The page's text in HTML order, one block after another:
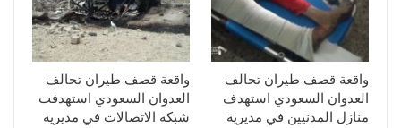
واقعة قصف طيران تحالف
العدوان السعودي استهدف
منازل المدنيين في مديرية
واقعة قصف طيران تحالف
العدوان السعودي استهدفت
شبكة الاتصالات في مديرية